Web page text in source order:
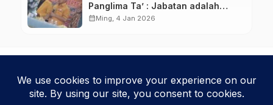
Panglima Ta’ : Jabatan adalah
amanah siap dipertanggung
calendar_monthMing, 4 Jan 2026